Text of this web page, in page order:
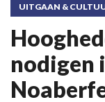
UITGAAN &
nodigen